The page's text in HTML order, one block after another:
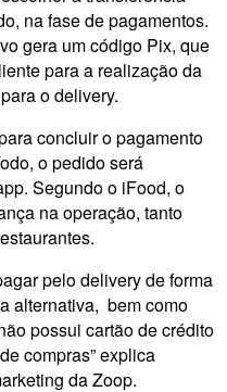
na fase de pagamentos.
gera um código Pix, que
para a realização da
o delivery.
concluir o pagamento
o pedido será
Segundo o iFood, o
na operação, tanto
pelo delivery de forma
alternativa, bem como
possui cartão de crédito
compras” explica
da Zoop.